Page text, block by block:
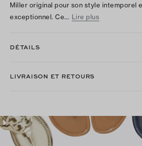
Miller original pour son style intemporel
exceptionnel. Ce… Lire plus
DÉTAILS
LIVRAISON ET RETOURS